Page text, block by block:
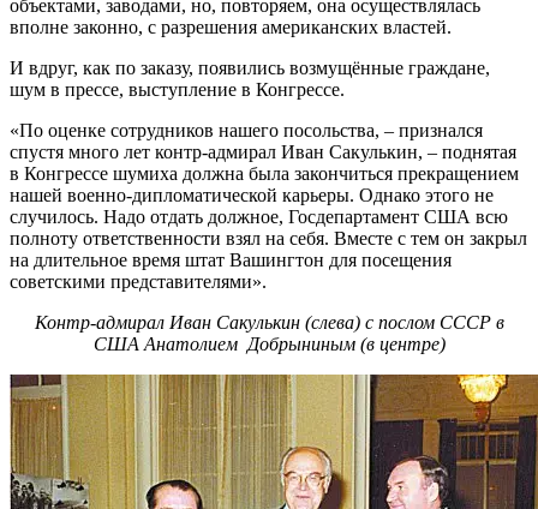
объектами, заводами, но, повторяем, она осуществлялась
вполне законно, с разрешения американских властей.
И вдруг, как по заказу, появились возмущённые граждане,
шум в прессе, выступление в Конгрессе.
«По оценке сотрудников нашего посольства, – признался
спустя много лет контр-адмирал Иван Сакулькин, – поднятая
в Конгрессе шумиха должна была закончиться прекращением
нашей военно-дипломатической карьеры. Однако этого не
случилось. Надо отдать должное, Госдепартамент США всю
полноту ответственности взял на себя. Вместе с тем он закрыл
на длительное время штат Вашингтон для посещения
советскими представителями».
Контр-адмирал Иван Сакулькин (слева) с послом СССР в
США Анатолием Добрыниным (в центре)